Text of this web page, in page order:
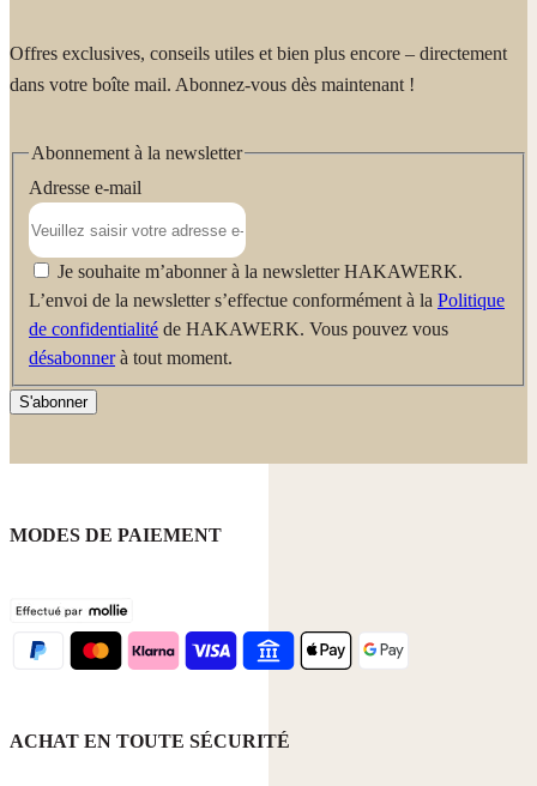
Offres exclusives, conseils utiles et bien plus encore – directement
dans votre boîte mail. Abonnez-vous dès maintenant !
Abonnement à la newsletter
Adresse e-mail
Je souhaite m’abonner à la newsletter HAKAWERK.
L’envoi de la newsletter s’effectue conformément à la Politique
de confidentialité de HAKAWERK. Vous pouvez vous
désabonnerà tout moment.
S'abonner
MODES DE PAIEMENT
ACHAT EN TOUTE SÉCURITÉ